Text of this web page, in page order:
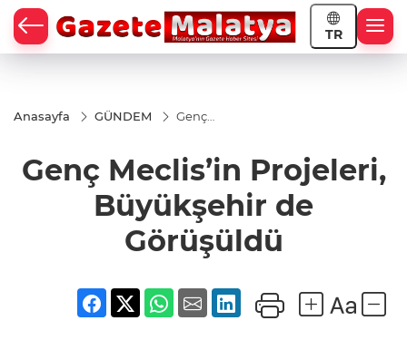
TR
Anasayfa GÜNDEM
Genç
Büyükşehir
de
Genç Meclis’in Projeleri,
Büyükşehir de
Görüşüldü